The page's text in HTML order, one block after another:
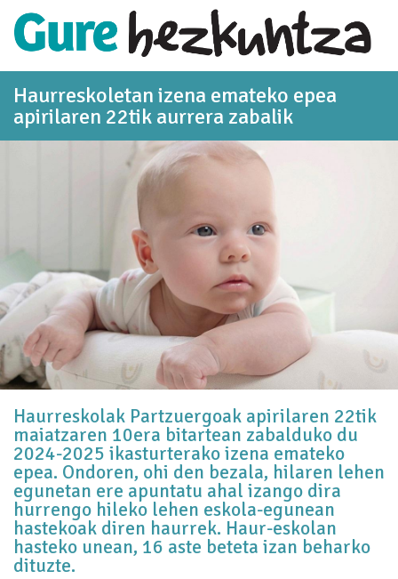
Eduki nagusira joan
Haurreskoletan izena emateko epea
apirilaren 22tik aurrera zabalik
Haurreskolak Partzuergoak apirilaren 22tik
maiatzaren 10era bitartean zabalduko du
2024-2025 ikasturterako izena emateko
epea. Ondoren, ohi den bezala, hilaren lehen
egunetan ere apuntatu ahal izango dira
hurrengo hileko lehen eskola-egunean
hastekoak diren haurrek. Haur-eskolan
hasteko unean, 16 aste beteta izan beharko
dituzte.